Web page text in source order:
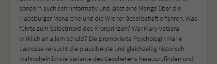
sondern auch sehr informativ und lässt eine Menge über die
Habsburger Monarchie und die Wiener Gesellschaft erfahren. Was
führte zum Selbstmord des Kronprinzen? War Mary Vetsera
wirklich an allem schuld? Die promovierte Psychologin Marie
Lacrosse versucht die plausibelste und gleichzeitig historisch
wahrscheinlichste Variante des Geschehens herauszufinden und